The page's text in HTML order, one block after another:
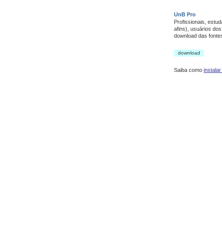
UnB Pro
Profissionais,
afins), usuários
download das
download
Saiba como